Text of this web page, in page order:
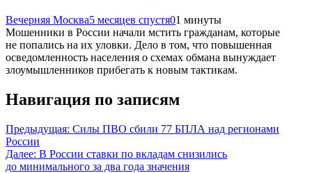
Вечерняя Москва5 месяцев спустя01 минуты
Мошенники в России начали мстить гражданам, которые
не попались на их уловки. Дело в том, что повышенная
осведомленность населения о схемах обмана вынуждает
злоумышленников прибегать к новым тактикам.
Навигация по записям
Предыдущая: Силы ПВО сбили 77 БПЛА над регионами
России
Далее: В России ставки по вкладам снизились
до минимального за два года значения